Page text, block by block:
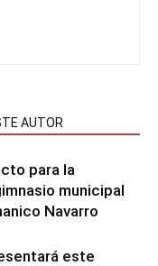
AUTOR
para la
municipal
Navarro
este